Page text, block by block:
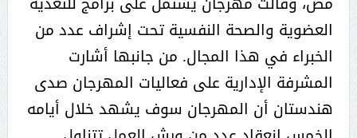
العضوية والصحة النفسية تحت إشراف عدد من
الخبراء في هذا المجال. من جانبها أشارت
المشرفة الإدارية على فعاليات المهرجان صدى
هندستان أن المهرجان سوف يشهد خلال أيامه